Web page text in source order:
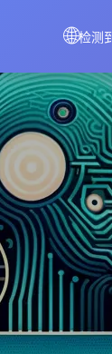
🌐检测